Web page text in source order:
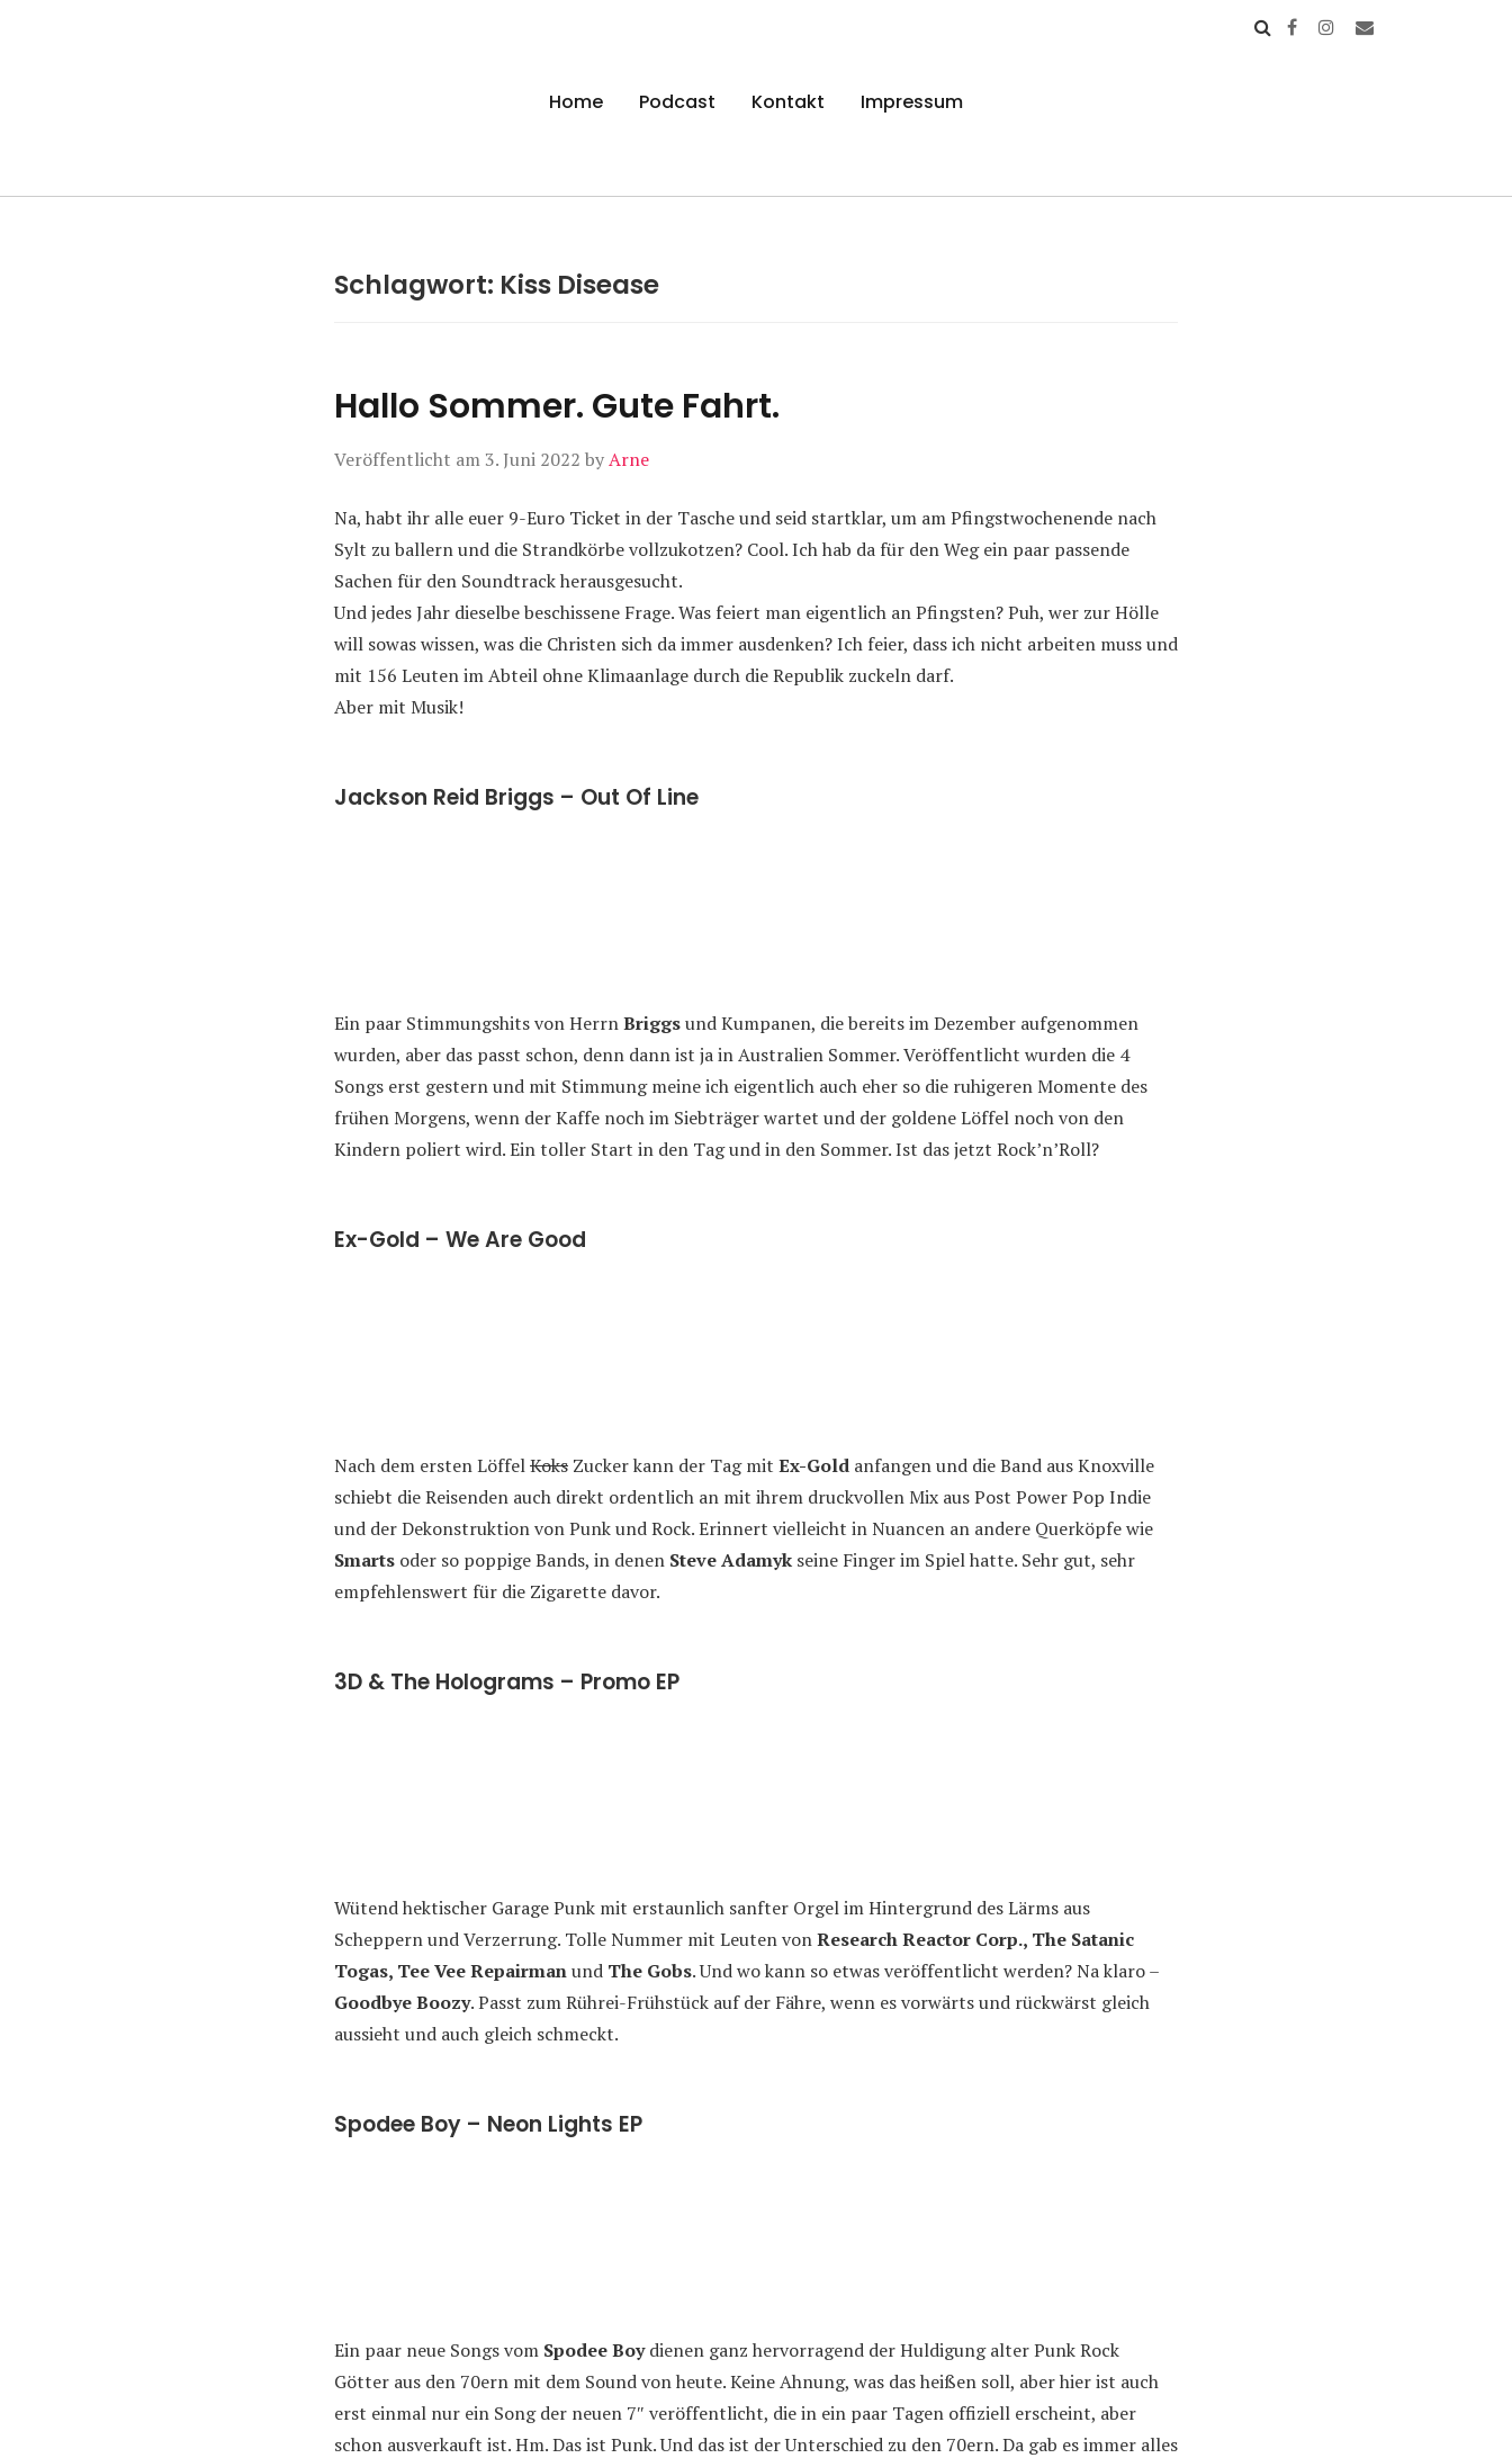
Manierenversagen
Home Podcast Kontakt Impressum
Schlagwort: Kiss Disease
Hallo Sommer. Gute Fahrt.
Veröffentlicht am 3. Juni 2022 byArne
Na, habt ihr alle euer 9-Euro Ticket in der Tasche und seid startklar, um am Pfingstwochenende nach
Sylt zu ballern und die Strandkörbe vollzukotzen? Cool. Ich hab da für den Weg ein paar passende
Sachen für den Soundtrack herausgesucht.
Und jedes Jahr dieselbe beschissene Frage. Was feiert man eigentlich an Pfingsten? Puh, wer zur Hölle
will sowas wissen, was die Christen sich da immer ausdenken? Ich feier, dass ich nicht arbeiten muss und
mit 156 Leuten im Abteil ohne Klimaanlage durch die Republik zuckeln darf.
Aber mit Musik!
Jackson Reid Briggs – Out Of Line
Ein paar Stimmungshits von HerrnBriggsund Kumpanen, die bereits im Dezember aufgenommen
wurden, aber das passt schon, denn dann ist ja in Australien Sommer. Veröffentlicht wurden die 4
Songs erst gestern und mit Stimmung meine ich eigentlich auch eher so die ruhigeren Momente des
frühen Morgens, wenn der Kaffe noch im Siebträger wartet und der goldene Löffel noch von den
Kindern poliert wird. Ein toller Start in den Tag und in den Sommer. Ist das jetzt Rock’n’Roll?
Ex-Gold – We Are Good
Nach dem ersten LöffelKoks Zucker kann der Tag mit Ex-Gold anfangen und die Band aus Knoxville
schiebt die Reisenden auch direkt ordentlich an mit ihrem druckvollen Mix aus Post Power Pop Indie
und der Dekonstruktion von Punk und Rock. Erinnert vielleicht in Nuancen an andere Querköpfe wie
Smarts oder so poppige Bands, in denen Steve Adamyk seine Finger im Spiel hatte. Sehr gut, sehr
empfehlenswert für die Zigarette davor.
3D & The Holograms – Promo EP
Wütend hektischer Garage Punk mit erstaunlich sanfter Orgel im Hintergrund des Lärms aus
Scheppern und Verzerrung. Tolle Nummer mit Leuten vonResearch Reactor Corp., The Satanic
Togas, Tee Vee Repairmanund The Gobs. Und wo kann so etwas veröffentlicht werden? Na klaro –
Goodbye Boozy. Passt zum Rührei-Frühstück auf der Fähre, wenn es vorwärts und rückwärst gleich
aussieht und auch gleich schmeckt.
Spodee Boy – Neon Lights EP
Ein paar neue Songs vom Spodee Boydienen ganz hervorragend der Huldigung alter Punk Rock
Götter aus den 70ern mit dem Sound von heute. Keine Ahnung, was das heißen soll, aber hier ist auch
erst einmal nur ein Song der neuen 7″ veröffentlicht, die in ein paar Tagen offiziell erscheint, aber
schon ausverkauft ist. Hm. Das ist Punk. Und das ist der Unterschied zu den 70ern. Da gab es immer alles